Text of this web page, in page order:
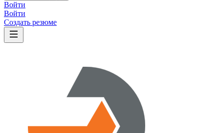
Войти
Войти
Создать резюме